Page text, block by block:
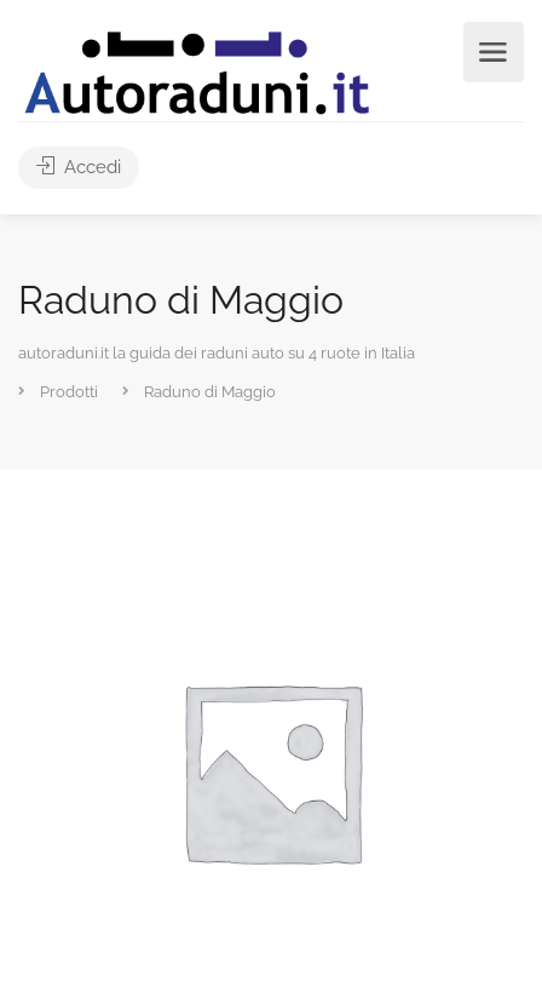
Accedi
Raduno di Maggio
autoraduni.it la guida dei raduni auto su 4 ruote in Italia
Prodotti Raduno di Maggio